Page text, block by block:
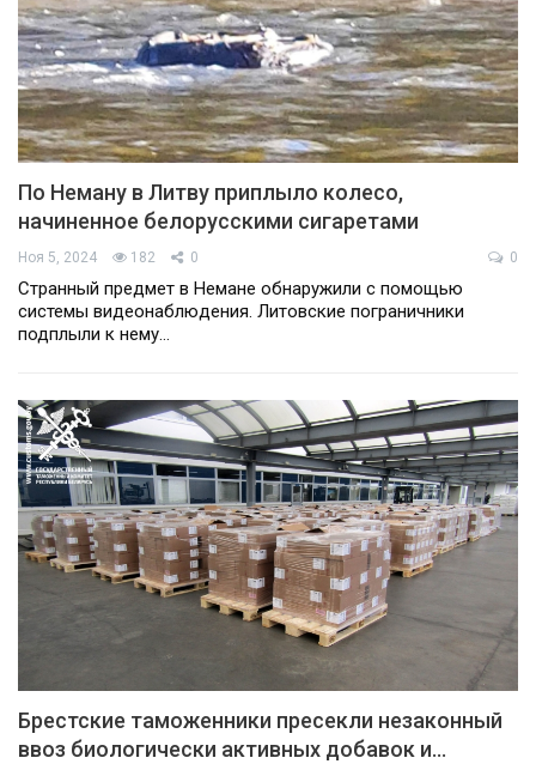
По Неману в Литву приплыло колесо,
начиненное белорусскими сигаретами
Ноя 5, 2024 182 0 0
Странный предмет в Немане обнаружили с помощью
системы видеонаблюдения. Литовские пограничники
подплыли к нему…
Брестские таможенники пресекли незаконный
ввоз биологически активных добавок и…